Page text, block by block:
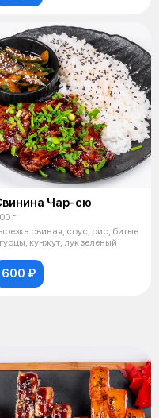
Чар-сю
г
свиная, соус, рис, битые
огурцы, кунжут, лук зеленый
600 ₽